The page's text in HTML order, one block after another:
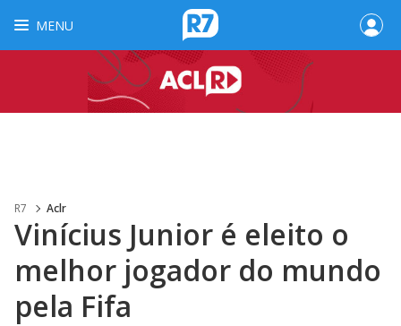
MENU
R7 Aclr
Vinícius Junior é eleito o
melhor jogador do mundo
pela Fifa